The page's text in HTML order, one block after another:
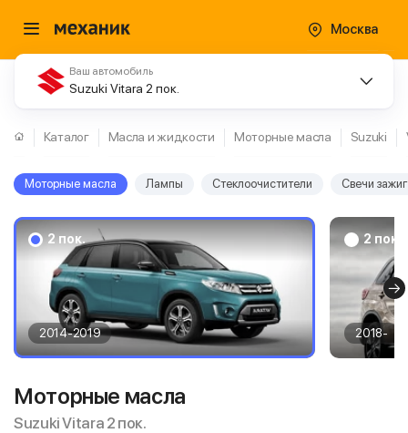
Москва
Ваш автомобиль
Suzuki Vitara 2 пок.
Каталог Масла и жидкости Моторные масла Suzuki
Моторные масла Лампы Стеклоочистители Свечи
2 пок.
2014-2019
2 пок.
2018-
Моторные масла
Suzuki Vitara 2 пок.